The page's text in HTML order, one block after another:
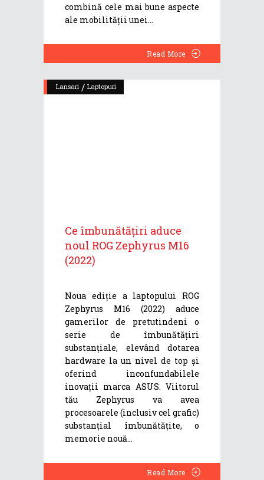
combină cele mai bune aspecte
ale mobilității unei
Read More
Lansari / Laptopuri
Ce îmbunătățiri aduce
noul ROG Zephyrus M16
(2022)
Noua ediție a laptopului ROG
Zephyrus M16 (2022) aduce
gamerilor de pretutindeni o
serie de îmbunătățiri
substanțiale, elevând dotarea
hardware la un nivel de top și
oferind inconfundabilele
inovații marca ASUS. Viitorul
tău Zephyrus va avea
procesoarele (inclusiv cel grafic)
substanțial îmbunătățite, o
memorie nouă
Read More